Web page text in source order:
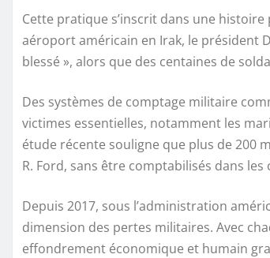
Cette pratique s’inscrit dans une
aéroport américain en Irak, le président
blessé », alors que des centaines de
Des systèmes de comptage militaire
victimes essentielles, notamment les
étude récente souligne que plus de 200
R. Ford, sans être comptabilisés dans
Depuis 2017, sous l’administration
dimension des pertes militaires. Avec
effondrement économique et humain